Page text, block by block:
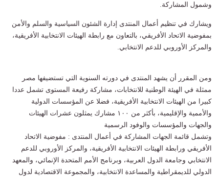
وشمول المشاركة.
ويشارك في تنظيم أعمال المنتدى إدارة الشئون السياسية والسلم والأمن
بمفوضية الاتحاد الأفريقي، بالتعاون مع رابطة الهيئات الانتخابية الأفريقية،
والمركز الأوروبي للدعم الانتخابي.
ومن المقرر أن يشهد المنتدى في دورته السنوية التي تستضيفها مصر
ممثلة في الهيئة الوطنية للانتخابات، مشاركة رفيعة المستوى تشمل عددا
كبيرا من الهيئات الانتخابية الأفريقية، فضلا عن المؤسسات الدولية
والأممية والإقليمية، بأكثر من ۱۰۰ مشارك يمثلون عشرات الهيئات
والجهات والمؤسسات والوفود الرسمية
وتشمل قائمة الجهات المشاركة في أعمال المنتدى : مفوضية الاتحاد
الأفريقي ورابطة الهيئات الانتخابية الأفريقية، والمركز الأوروبي للدعم
الانتخابي وجامعة الدول العربية، وبرنامج الأمم المتحدة الإنمائي، والمعهد
الدولي للديمقراطية والمساعدة الانتخابية، والمجموعة الاقتصادية لدول